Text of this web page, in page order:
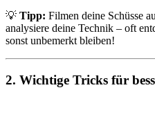
💡 Tipp: Filmen deine Schüsse
analysiere deine Technik – oft
sonst unbemerkt bleiben!
2. Wichtige Tricks für